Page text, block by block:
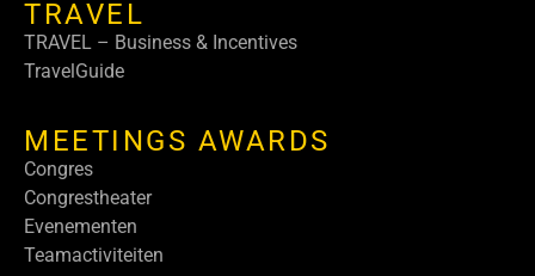
TRAVEL
TRAVEL – Business & Incentives
TravelGuide
MEETINGS AWARDS
Congres
Congrestheater
Evenementen
Teamactiviteiten